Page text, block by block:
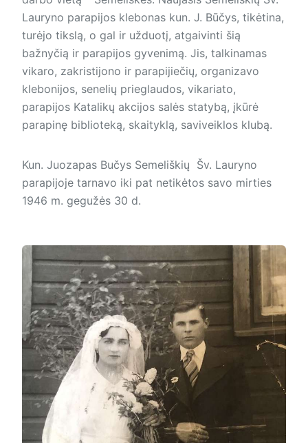
Lauryno parapijos klebonas kun. J. Būčys, tikėtina,
turėjo tikslą, o gal ir užduotį, atgaivinti šią
bažnyčią ir parapijos gyvenimą. Jis, talkinamas
vikaro, zakristijono ir parapijiečių, organizavo
klebonijos, senelių prieglaudos, vikariato,
parapijos Katalikų akcijos salės statybą, įkūrė
parapinę biblioteką, skaityklą, saviveiklos klubą.
Kun. Juozapas Bučys Semeliškių Šv. Lauryno
parapijoje tarnavo iki pat netikėtos savo mirties
1946 m. gegužės 30 d.